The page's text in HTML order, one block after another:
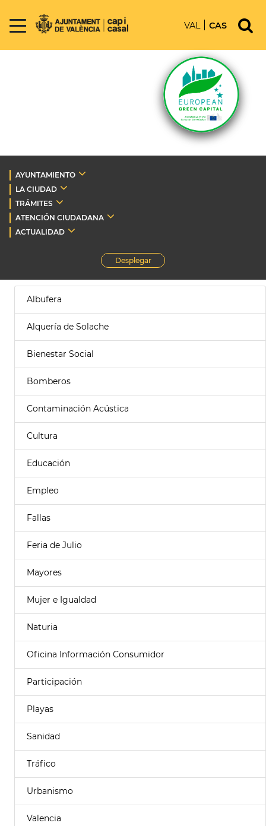
VAL CAS
AYUNTAMIENTO
LA CIUDAD
TRÁMITES
ATENCIÓN CIUDADANA
ACTUALIDAD
Desplegar
Albufera
Alquería de Solache
Bienestar Social
Bomberos
Contaminación Acústica
Cultura
Educación
Empleo
Fallas
Feria de Julio
Mayores
Mujer e Igualdad
Naturia
Oficina Información Consumidor
Participación
Playas
Sanidad
Tráfico
Urbanismo
Valencia